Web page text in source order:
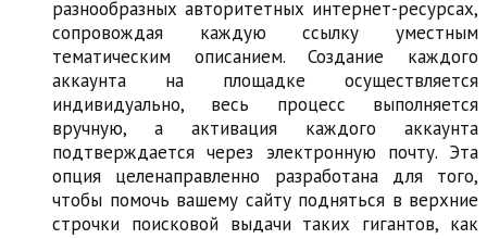
разнообразных авторитетных интернет-ресурсах,
сопровождая каждую ссылку уместным
тематическим описанием. Создание каждого
аккаунта на площадке осуществляется
индивидуально, весь процесс выполняется
вручную, а активация каждого аккаунта
подтверждается через электронную почту. Эта
опция целенаправленно разработана для того,
чтобы помочь вашему сайту подняться в верхние
строчки поисковой выдачи таких гигантов, как